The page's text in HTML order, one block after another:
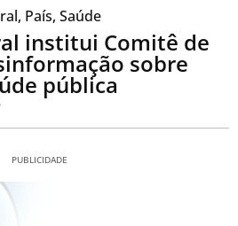
, País, Saúde
institui Comitê de
sobre
pública
PUBLICIDADE